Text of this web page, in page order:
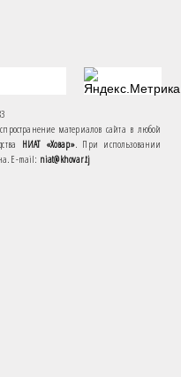
материалов сайта в любой
НИАТ «Ховар». При использовании
E-mail: niat@khovar.tj